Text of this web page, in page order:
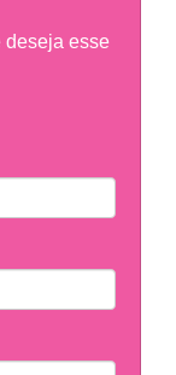
deseja esse